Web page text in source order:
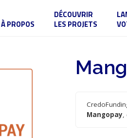
À PROPOS
DÉCOUVRIR
LES PROJETS
Mangopay,